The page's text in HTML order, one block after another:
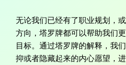
无论我们已经有了职业规划，
方向，塔罗牌都可以帮助我们
目标。通过塔罗牌的解释，我
抑或者隐藏起来的内心愿望，